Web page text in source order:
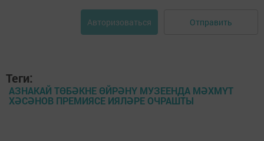
Авторизоваться Отправить
Теги:
АЗНАКАЙ ТӨБӘКНЕ ӨЙРӘНҮ МУЗЕЕНДА МӘХМҮТ
ХӘСӘНОВ ПРЕМИЯСЕ ИЯЛӘРЕ ОЧРАШТЫ